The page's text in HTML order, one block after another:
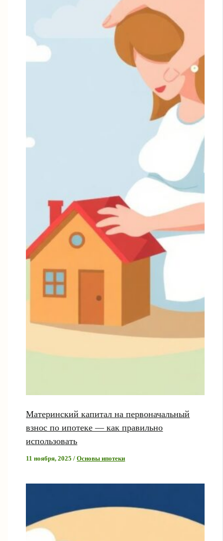
Материнский капитал на первоначальный
взнос по ипотеке — как правильно
использовать
11 ноября, 2025/Основы ипотеки